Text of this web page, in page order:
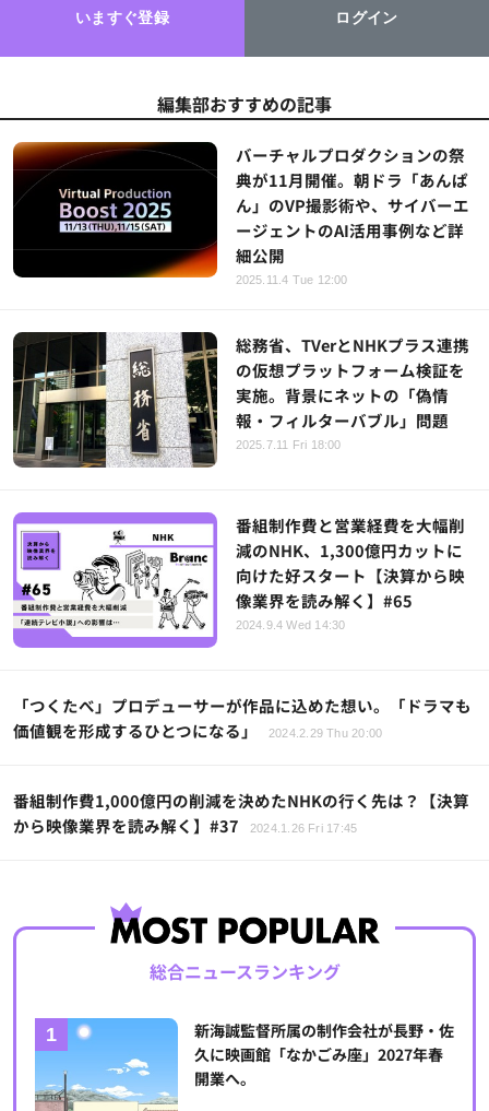
いますぐ登録 ログイン
編集部おすすめの記事
バーチャルプロダクションの祭
典が11月開催。朝ドラ「あんぱ
ん」のVP撮影術や、サイバーエ
ージェントのAI活用事例など詳
細公開
2025.11.4 Tue 12:00
総務省、TVerとNHKプラス連携
の仮想プラットフォーム検証を
実施。背景にネットの「偽情
報・フィルターバブル」問題
2025.7.11 Fri 18:00
番組制作費と営業経費を大幅削
減のNHK、1,300億円カットに
向けた好スタート【決算から映
像業界を読み解く】#65
2024.9.4 Wed 14:30
「つくたべ」プロデューサーが作品に込めた想い。「ドラマも
価値観を形成するひとつになる」
2024.2.29 Thu 20:00
番組制作費1,000億円の削減を決めたNHKの行く先は？【決算
から映像業界を読み解く】#37
2024.1.26 Fri 17:45
総合ニュースランキング
新海誠監督所属の制作会社が長野・佐
久に映画館「なかごみ座」2027年春
開業へ。